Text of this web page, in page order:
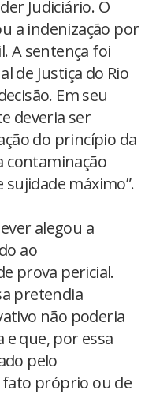
Judiciário. O
a indenização por
A sentença foi
de Justiça do Rio
Em seu
deveria ser
do princípio da
contaminação
sujidade máximo”.
alegou a
ao
prova pericial.
pretendia
não poderia
que, por essa
pelo
próprio ou de